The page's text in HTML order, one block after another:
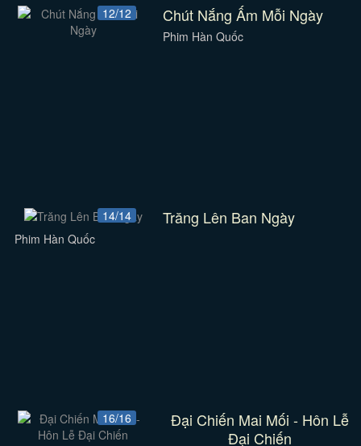
12/12 Chút Nắng Ấm Mỗi Ngày
Phim Hàn Quốc
14/14 Trăng Lên Ban Ngày
Phim Hàn Quốc
16/16
Đại Chiến Mai Mối - Hôn Lễ
Đại Chiến